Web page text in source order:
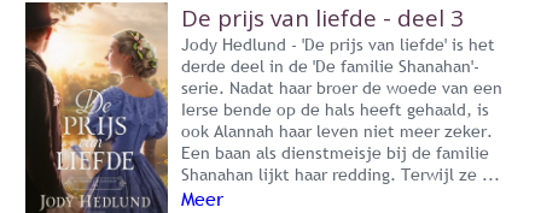
De prijs van liefde - deel 3
Jody Hedlund - 'De prijs van liefde' is het
derde deel in de 'De familie Shanahan'-
serie. Nadat haar broer de woede van een
Ierse bende op de hals heeft gehaald, is
ook Alannah haar leven niet meer zeker.
Een baan als dienstmeisje bij de familie
Shanahan lijkt haar redding. Terwijl ze ...
Meer